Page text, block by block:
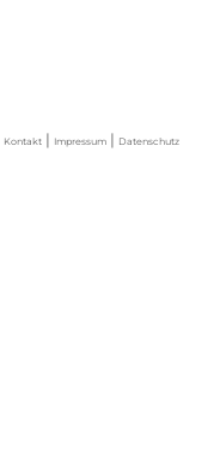
Kontakt| Impressum| Datenschutz